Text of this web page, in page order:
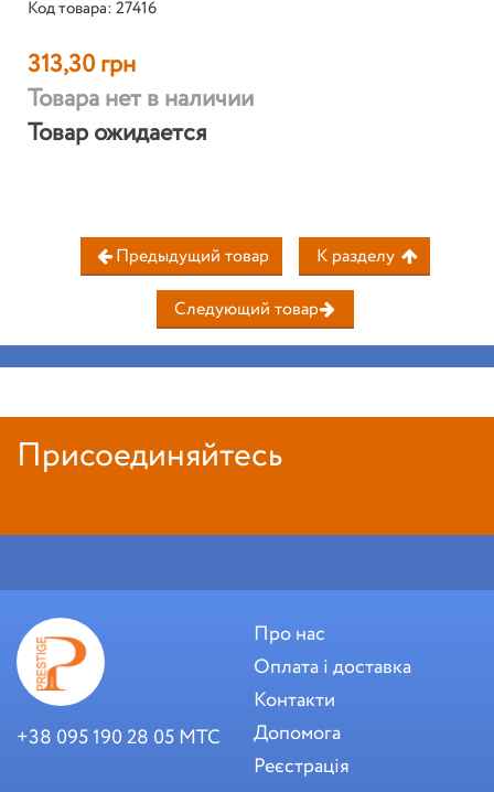
Код товара: 27416
313,30 грн
Товара нет в наличии
Товар ожидается
Предыдущий товар К разделу
Следующий товар
Присоединяйтесь
+38 095 190 28 05 МТС
Про нас
Оплата і доставка
Контакти
Допомога
Реєстрація